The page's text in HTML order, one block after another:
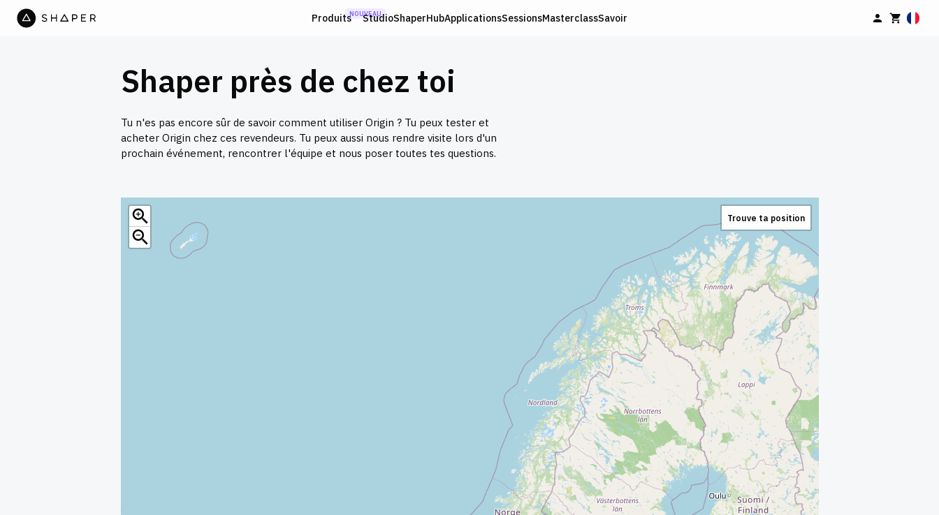
ProduitsNOUVEAU
StudioShaperHubApplicationsSessionsMasterclassSavoir
Shaper près de chez toi
Tu n'es pas encore sûr de savoir comment utiliser Origin ? Tu peux tester et
acheter Origin chez ces revendeurs. Tu peux aussi nous rendre visite lors d'un
prochain événement, rencontrer l'équipe et nous poser toutes tes questions.
Trouve ta position